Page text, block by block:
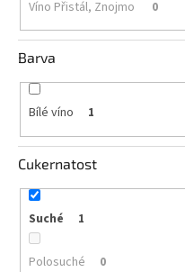
balení
Delikatesy
k
BiB
-
větší
objem
Ostatní
vína
Víno Přistál, Znojmo 0
Barva
Bílé víno 1
Cukernatost
Suché 1
Polosuché 0